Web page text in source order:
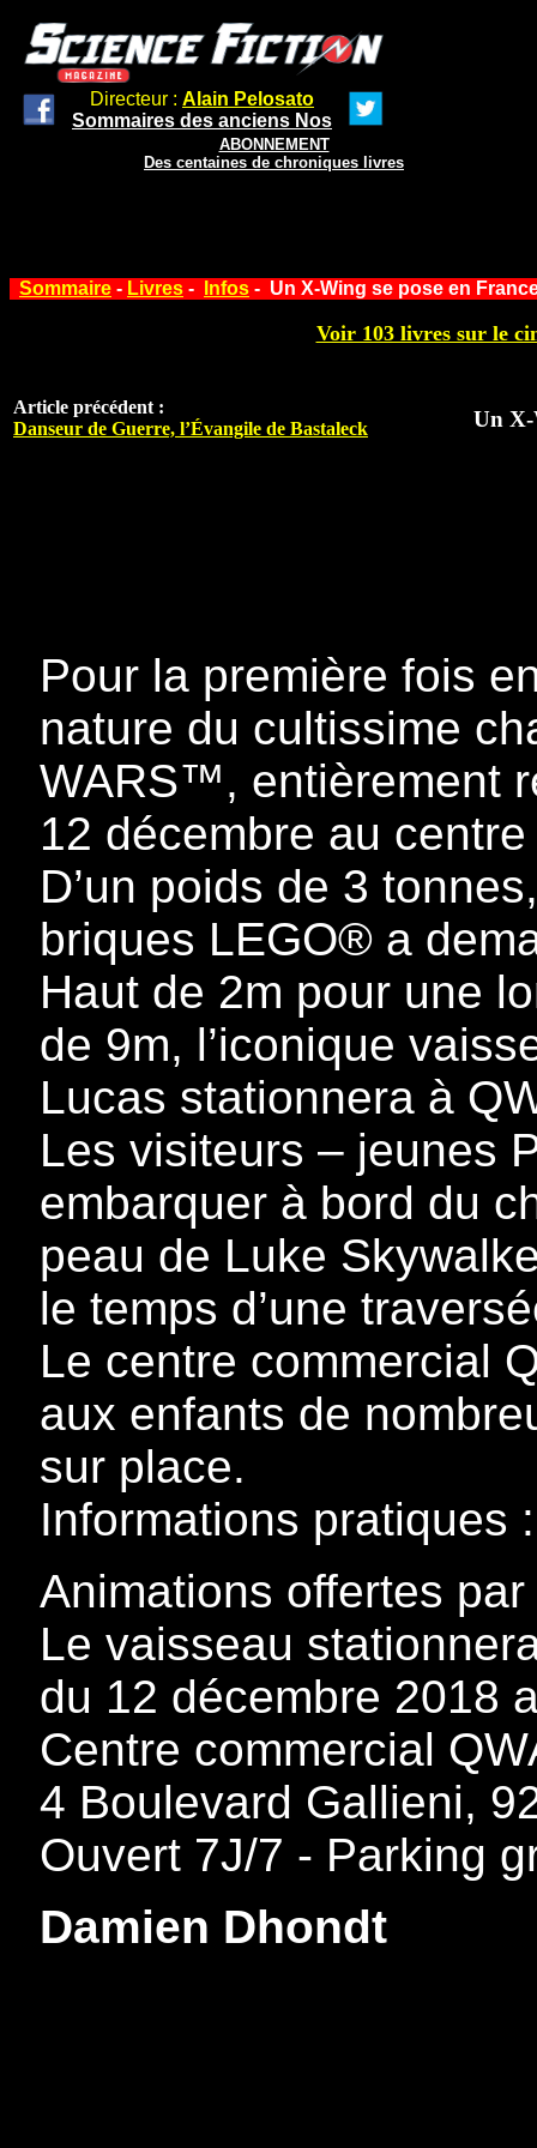
Directeur : Alain Pelosato
Sommaires des anciens Nos
ABONNEMENT
Des centaines de chroniques livres
Sommaire - Livres - Infos - Un X-Wing se pose en
Voir 103 livres sur le
Article précédent :
Danseur de Guerre, l’Évangile de Bastaleck
Un X-
Pour la première fois
nature du cultissime
WARS™, entièrement
12 décembre au
D’un poids de 3
briques LEGO® a
Haut de 2m pour une
de 9m, l’iconique
Lucas stationnera à
Les visiteurs – jeunes
embarquer à bord du
peau de Luke
le temps d’une
Le centre commercial
aux enfants de
sur place.
Informations pratiques :
Animations offertes
Le vaisseau
du 12 décembre 2018
Centre commercial
4 Boulevard Gallieni,
Ouvert 7J/7 - Parking
Damien Dhondt